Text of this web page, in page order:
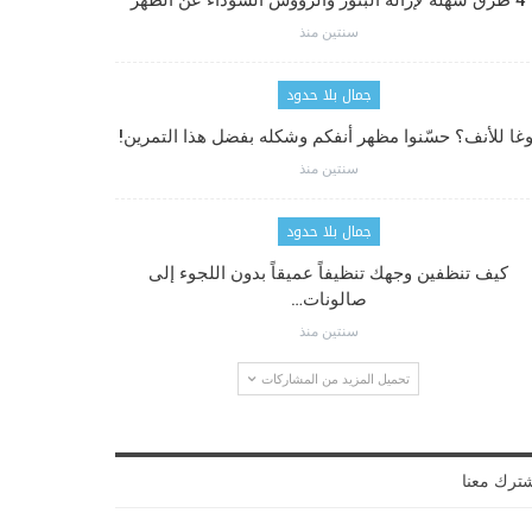
سنتين منذ
جمال بلا حدود
للأنف؟ حسّنوا مظهر أنفكم وشكله بفضل هذا التمرين!
سنتين منذ
جمال بلا حدود
كيف تنظفين وجهك تنظيفاً عميقاً بدون اللجوء إلى
صالونات…
سنتين منذ
تحميل المزيد من المشاركات
معنا